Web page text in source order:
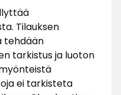
Tilauksen
tehdään
tarkistus ja luoton
ei tarkisteta